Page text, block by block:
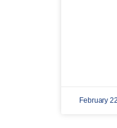
February